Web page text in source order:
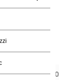
30-7-2026